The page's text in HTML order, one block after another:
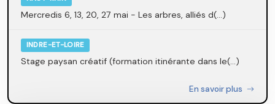
Mercredis 6, 13, 20, 27 mai - Les arbres, alliés d(...)
INDRE-ET-LOIRE
Stage paysan créatif (formation itinérante dans le(...)
En savoir plus